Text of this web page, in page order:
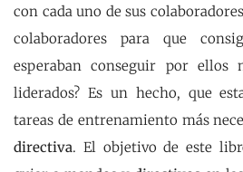
con cada uno de sus
colaboradores para que
esperaban conseguir por ellos
liderados? Es un hecho, que
tareas de entrenamiento más
directiva. El objetivo de este